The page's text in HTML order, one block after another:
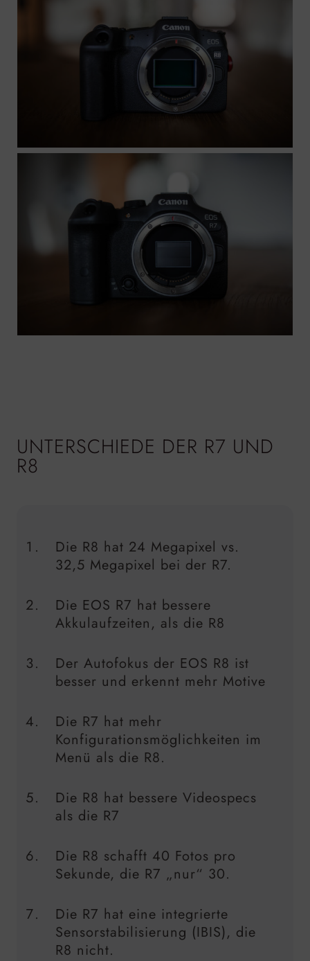
UNTERSCHIEDE DER R7 UND
R8
Die R8 hat 24 Megapixel vs.
32,5 Megapixel bei der R7.
Die EOS R7 hat bessere
Akkulaufzeiten, als die R8
Der Autofokus der EOS R8 ist
besser und erkennt mehr Motive
Die R7 hat mehr
Konfigurationsmöglichkeiten im
Menü als die R8.
Die R8 hat bessere Videospecs
als die R7
Die R8 schafft 40 Fotos pro
Sekunde, die R7 „nur“ 30.
Die R7 hat eine integrierte
Sensorstabilisierung (IBIS), die
R8 nicht.